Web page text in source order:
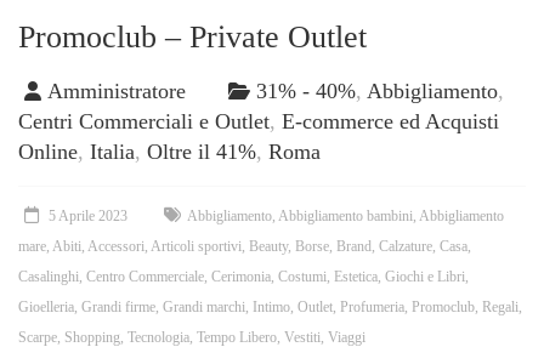
Promoclub – Private Outlet
Amministratore 31% - 40%, Abbigliamento,
Centri Commerciali e Outlet, E-commerce ed Acquisti
Online, Italia, Oltre il 41%, Roma
5 Aprile 2023 Abbigliamento Abbigliamento bambini Abbigliamento
mare Abiti Accessori Articoli sportivi Beauty, Borse Brand Calzature Casa
Casalinghi Centro Commerciale Cerimonia Costumi Estetica Giochi e Libri
Gioelleria Grandi firme Grandi marchi Intimo Outlet Profumeria Promoclub Regali
Scarpe Shopping Tecnologia Tempo Libero Vestiti Viaggi